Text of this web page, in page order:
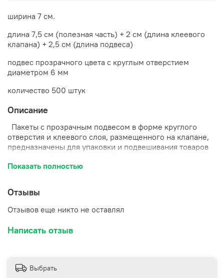
ширина 7 см.
длина 7,5 см (полезная часть) + 2 см (длина клеевого
клапана) + 2,5 см (длина подвеса)
подвес прозрачного цвета с круглым отверстием
диаметром 6 мм
количество 500 штук
Описание
Пакеты с прозрачным подвесом в форме круглого
отверстия и клеевого слоя, размещенного на клапане,
предназначены для упаковки и подвешивания товаров
стеллажах.
Показать полностью
Отзывы
Отзывов еще никто не оставлял
Написать отзыв
Выбрать